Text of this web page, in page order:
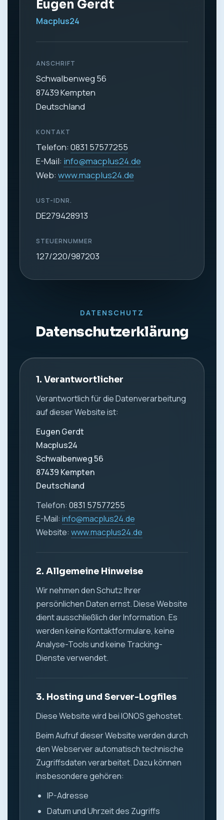
Eugen Gerdt
Macplus24
ANSCHRIFT
Schwalbenweg 56
87439 Kempten
Deutschland
KONTAKT
Telefon: 0831 57577255
E-Mail: info@macplus24.de
Web: www.macplus24.de
UST-IDNR.
DE279428913
STEUERNUMMER
127/220/987203
DATENSCHUTZ
Datenschutzerklärung
1. Verantwortlicher
Verantwortlich für die Datenverarbeitung
auf dieser Website ist:
Eugen Gerdt
Macplus24
Schwalbenweg 56
87439 Kempten
Deutschland
Telefon: 0831 57577255
E-Mail: info@macplus24.de
Website: www.macplus24.de
2. Allgemeine Hinweise
Wir nehmen den Schutz Ihrer
persönlichen Daten ernst. Diese Website
dient ausschließlich der Information. Es
werden keine Kontaktformulare, keine
Analyse-Tools und keine Tracking-
Dienste verwendet.
3. Hosting und Server-Logfiles
Diese Website wird bei IONOS gehostet.
Beim Aufruf dieser Website werden durch
den Webserver automatisch technische
Zugriffsdaten verarbeitet. Dazu können
insbesondere gehören:
IP-Adresse
Datum und Uhrzeit des Zugriffs